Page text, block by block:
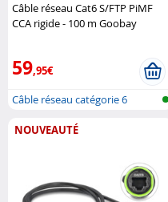
Câble réseau Cat6 S/FTP PiMF
CCA rigide - 100 m Goobay
59,95€
Câble réseau catégorie 6
NOUVEAUTÉ